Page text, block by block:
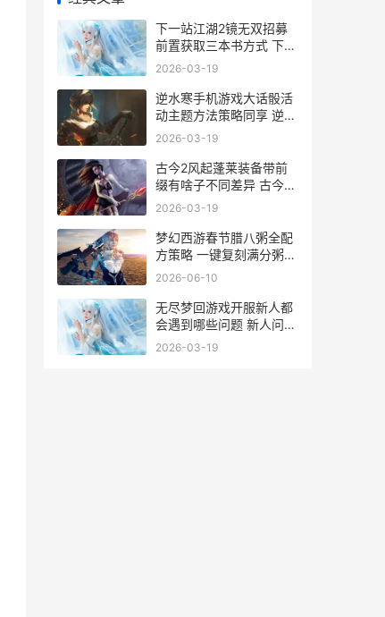
下一站江湖2镜无双招募
前置获取三本书方式 下一
站江湖2tap
2026-03-19
逆水寒手机游戏大话骰活
动主题方法策略同享 逆水
寒手机游戏游戏策略 逆水
2026-03-19
古今2风起蓬莱装备带前
缀有啥子不同差异 古今2
风起蓬莱装备不同版本不
换码
2026-03-19
梦幻西游春节腊八粥全配
方策略 一键复刻满分粥品
薅尽新春福利 梦幻西游新
2026-06-10
无尽梦回游戏开服新人都
会遇到哪些问题 新人问题
解答集合 无尽梦幻
2026-03-19